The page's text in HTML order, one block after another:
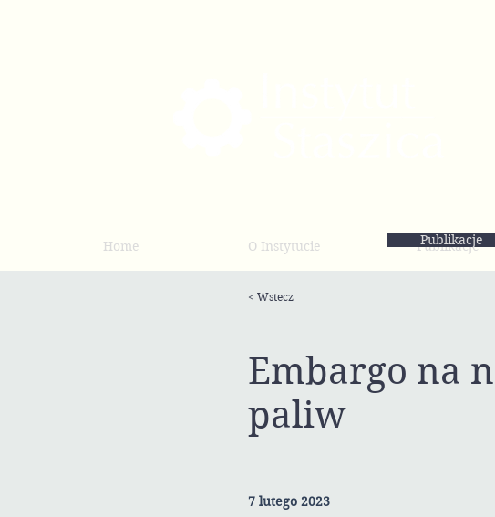
Home O Instytucie Publikacje
Publikacje
< Wstecz
Embargo na
paliw
7 lutego 2023